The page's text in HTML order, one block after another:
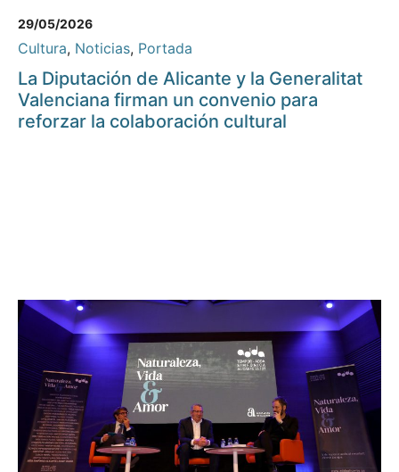
29/05/2026
Cultura, Noticias, Portada
La Diputación de Alicante y la Generalitat
Valenciana firman un convenio para
reforzar la colaboración cultural